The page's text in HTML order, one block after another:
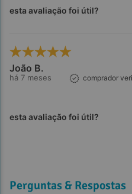
esta avaliação foi útil?
João B.
há 7 meses comprador
esta avaliação foi útil?
Perguntas & Respostas